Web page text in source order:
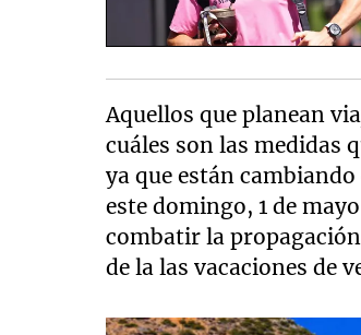
Aquellos que planean
cuáles son las medidas
ya que están
este domingo, 1 de
combatir la
de la las vacaciones de